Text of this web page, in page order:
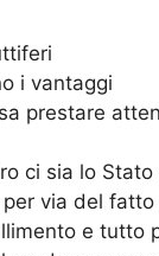
i vantaggi
prestare
ci sia lo Stato
via del
e tutto